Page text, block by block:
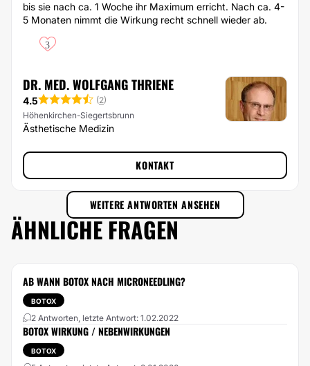
bis sie nach ca. 1 Woche ihr Maximum erricht. Nach ca. 4-
5 Monaten nimmt die Wirkung recht schnell wieder ab.
3
DR. MED. WOLFGANG THRIENE
4.5 (2)
Höhenkirchen-Siegertsbrunn
Ästhetische Medizin
KONTAKT
WEITERE ANTWORTEN ANSEHEN
ÄHNLICHE FRAGEN
AB WANN BOTOX NACH MICRONEEDLING?
BOTOX
2 Antworten, letzte Antwort: 1.02.2022
BOTOX WIRKUNG / NEBENWIRKUNGEN
BOTOX